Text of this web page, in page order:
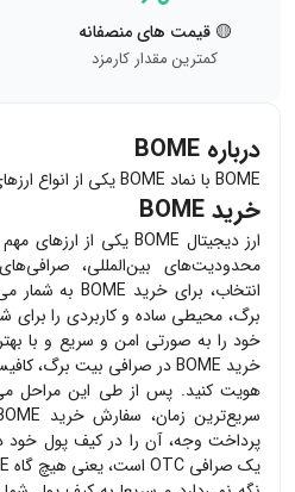
🟡 قیمت های منصفانه
کمترین مقدار کارمزد
درباره BOME
BOME با نماد BOME یکی از انواع ارزهای دیجیتال است
خرید BOME
ارز دیجیتال BOME یکی از ارزهای
محدودیت‌های بین‌المللی،
انتخاب، برای خرید BOMEبه شمار
برگ، محیطی ساده و کاربردی را برای
خود را به صورتی امن و سریع و با
خرید BOMEدر صرافی بیت برگ،
هویت کنید. پس از طی این مراحل
سریع‌ترین زمان، سفارش خرید
پرداخت وجه، آن را در کیف پول
یک صرافی OTC است، یعنی هیچ گاه